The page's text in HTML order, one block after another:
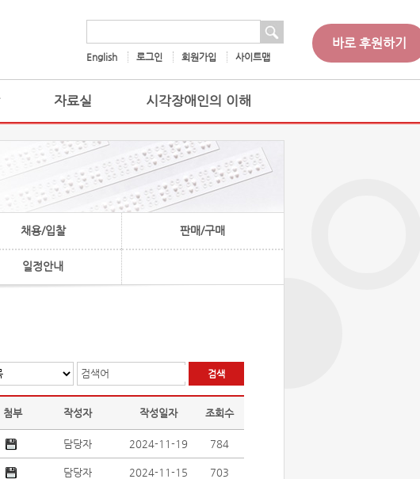
English 로그인 회원가입 사이트맵
바로 후원하기
자료실 시각장애인의 이해
채용/입찰 판매/구매
일정안내
검색어
첨부 작성자 작성일자 조회수
담당자 2024-11-19 784
담당자 2024-11-15 703